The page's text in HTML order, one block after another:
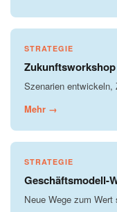
STRATEGIE
Zukunftsworkshop
Szenarien entwickeln,
Mehr →
STRATEGIE
Geschäftsmodell-
Neue Wege zum Wert